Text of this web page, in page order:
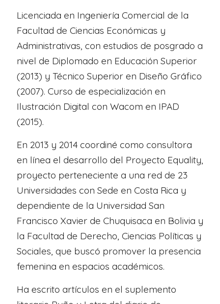
Licenciada en Ingeniería Comercial de la
Facultad de Ciencias Económicas y
Administrativas, con estudios de posgrado a
nivel de Diplomado en Educación Superior
(2013) y Técnico Superior en Diseño Gráfico
(2007). Curso de especialización en
Ilustración Digital con Wacom en IPAD
(2015).
En 2013 y 2014 coordiné como consultora
en línea el desarrollo del Proyecto Equality,
proyecto perteneciente a una red de 23
Universidades con Sede en Costa Rica y
dependiente de la Universidad San
Francisco Xavier de Chuquisaca en Bolivia y
la Facultad de Derecho, Ciencias Políticas y
Sociales, que buscó promover la presencia
femenina en espacios académicos.
Ha escrito artículos en el suplemento